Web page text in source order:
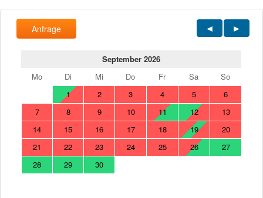
Anfrage
September 2026
Mo
Di Mi Do Fr Sa
So
1
2 3 4 5
6
7
8 9 10 11 12
13
14
15 16 17 18 19
20
21
22 23 24 25 26
27
28
29 30